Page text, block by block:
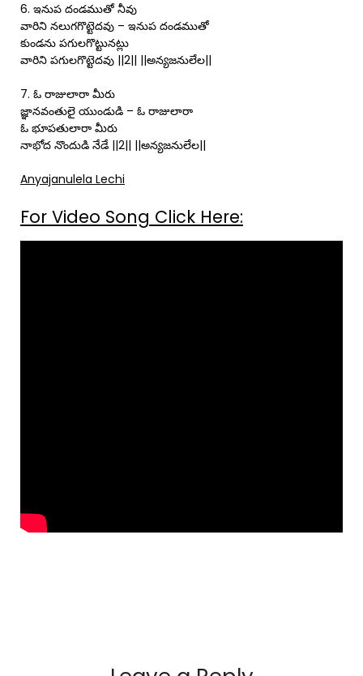
6. ఇనుప దండముతో నీవు
వారిని నలుగగొట్టెదవు – ఇనుప దండముతో
కుండను పగులగొట్టునట్లు
వారిని పగులగొట్టెదవు ||2|| ||అన్యజనులేల||
7. ఓ రాజులారా మీరు
జ్ఞానవంతులై యుండుడి – ఓ రాజులారా
ఓ భూపతులారా మీరు
నాభోద నొందుడి నేడే ||2|| ||అన్యజనులేల||
Anyajanulela Lechi
For Video Song Click Here: